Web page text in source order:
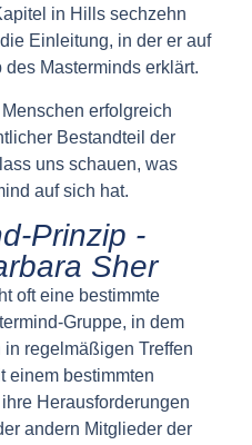
in Hills sechzehn
Einleitung, in der er auf
Masterminds erklärt.
erfolgreich
Bestandteil der
uns schauen, was
auf sich hat.
Prinzip -
Sher
oft eine bestimmte
Gruppe, in dem
regelmäßigen Treffen
einem bestimmten
Herausforderungen
andern Mitglieder der